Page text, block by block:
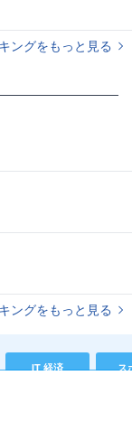
ングをもっと見る
ングをもっと見る
IT 経済 ス